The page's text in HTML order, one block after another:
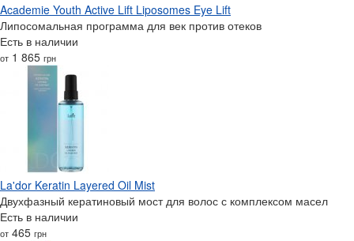
Academie Youth Active Lift Liposomes Eye Lift
Липосомальная программа для век против отеков
Есть в наличии
от 1 865 грн
La'dor Keratin Layered Oil Mist
Двухфазный кератиновый мост для волос с комплексом масел
Есть в наличии
от 465 грн